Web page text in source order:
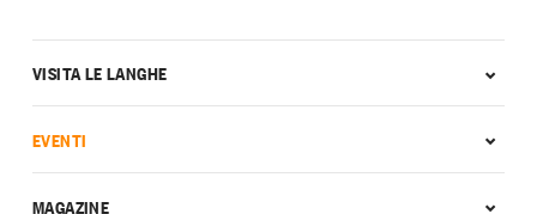
VISITA LE LANGHE
EVENTI
MAGAZINE